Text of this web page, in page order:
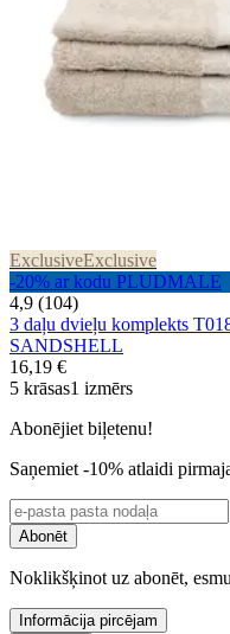
ExclusiveExclusive
-20% ar kodu PLUDMALE
4,9 (104)
3 daļu dvieļu komplekts
SANDSHELL
16,19 €
5 krāsas1 izmērs
Abonējiet biļetenu!
Saņemiet -10% atlaidi
Abonēt
Noklikšķinot uz abonēt,
Informācija pircējam